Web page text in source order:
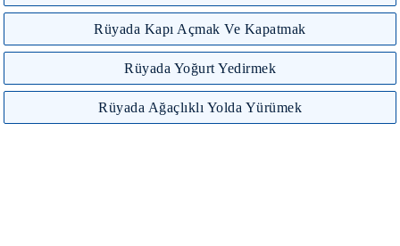
Rüyada Kapı Açmak Ve Kapatmak
Rüyada Yoğurt Yedirmek
Rüyada Ağaçlıklı Yolda Yürümek